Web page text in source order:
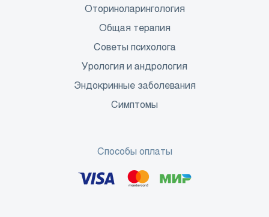
Оториноларингология
Общая терапия
Советы психолога
Урология и андрология
Эндокринные заболевания
Симптомы
Способы оплаты